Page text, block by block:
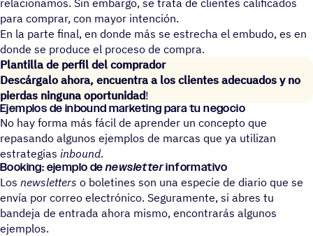
para comprar, con mayor intención.
En la parte final, en donde más se estrecha el embudo, es en
donde se produce el proceso de compra.
Plantilla de perfil del comprador
Descárgalo ahora, encuentra a los clientes adecuados y no
pierdas ninguna oportunidad!
Ejem­plos de inbound marke­ting para tu negocio
No hay forma más fácil de aprender un concepto que
repasando algunos ejemplos de marcas que ya utilizan
estrategias inbound.
Booking: ejemplo denewsletterinformativo
Los newsletters o boletines son una especie de diario que se
envía por correo electrónico. Seguramente, si abres tu
bandeja de entrada ahora mismo, encontrarás algunos
ejemplos.